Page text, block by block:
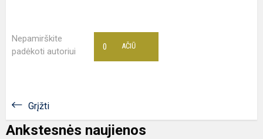
Nepamirškite
padėkoti autoriui
AČIŪ
0
Grįžti
Ankstesnės naujienos